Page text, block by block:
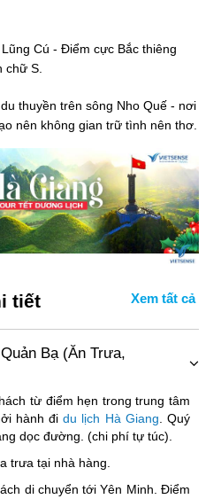
Cú - Điểm cực Bắc thiêng
chữ S.
thuyền trên sông Nho Quế - nơi
nên không gian trữ tình nên thơ.
tiết
Bạ (Ăn Trưa,
từ điểm hẹn trong trung tâm
hành đidu lịch Hà Giang. Quý
dọc đường. (chi phí tự túc).
trưa tại nhà hàng.
di chuyển tới Yên Minh. Điểm